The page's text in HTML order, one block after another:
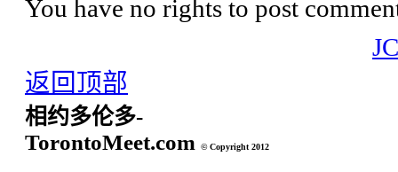
You have no rights to post
返回顶部
相约多伦多-
TorontoMeet.com
© Copyright 2012